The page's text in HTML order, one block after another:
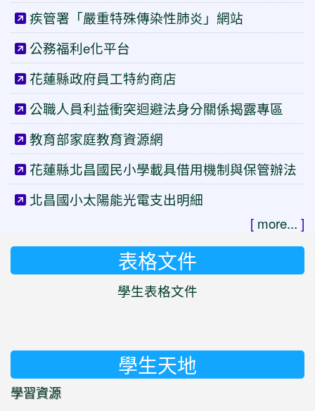
疾管署「嚴重特殊傳染性肺炎」網站
公務福利e化平台
花蓮縣政府員工特約商店
公職人員利益衝突迴避法身分關係揭露專區
教育部家庭教育資源網
花蓮縣北昌國民小學載具借用機制與保管辦法
北昌國小太陽能光電支出明細
[ more... ]
表格文件
學生表格文件
學生天地
學習資源